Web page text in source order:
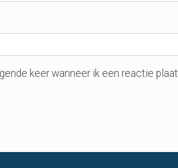
keer wanneer ik een reactie